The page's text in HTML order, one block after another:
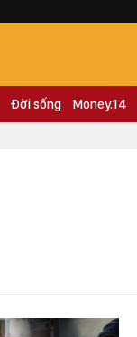
Đời sống Money.14